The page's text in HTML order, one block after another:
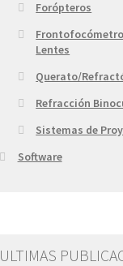
Forópteros
Lentes
Querato/
Refracción
Sistemas de
Software
ULTIMAS